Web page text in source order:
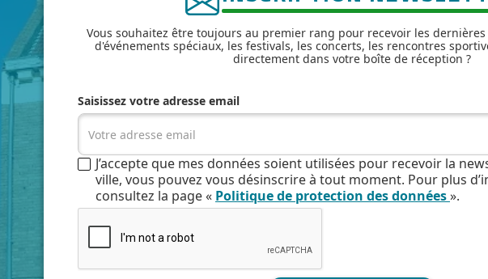
Vous souhaitez être toujours au premier rang pour recevoir les
d'événements spéciaux, les festivals, les concerts, les rencontres
directement dans votre boîte de réception ?
Saisissez votre adresse email
J’accepte que mes données soient utilisées pour recevoir la
ville, vous pouvez vous désinscrire à tout moment. Pour plus
consultez la page « Politique de protection des données».